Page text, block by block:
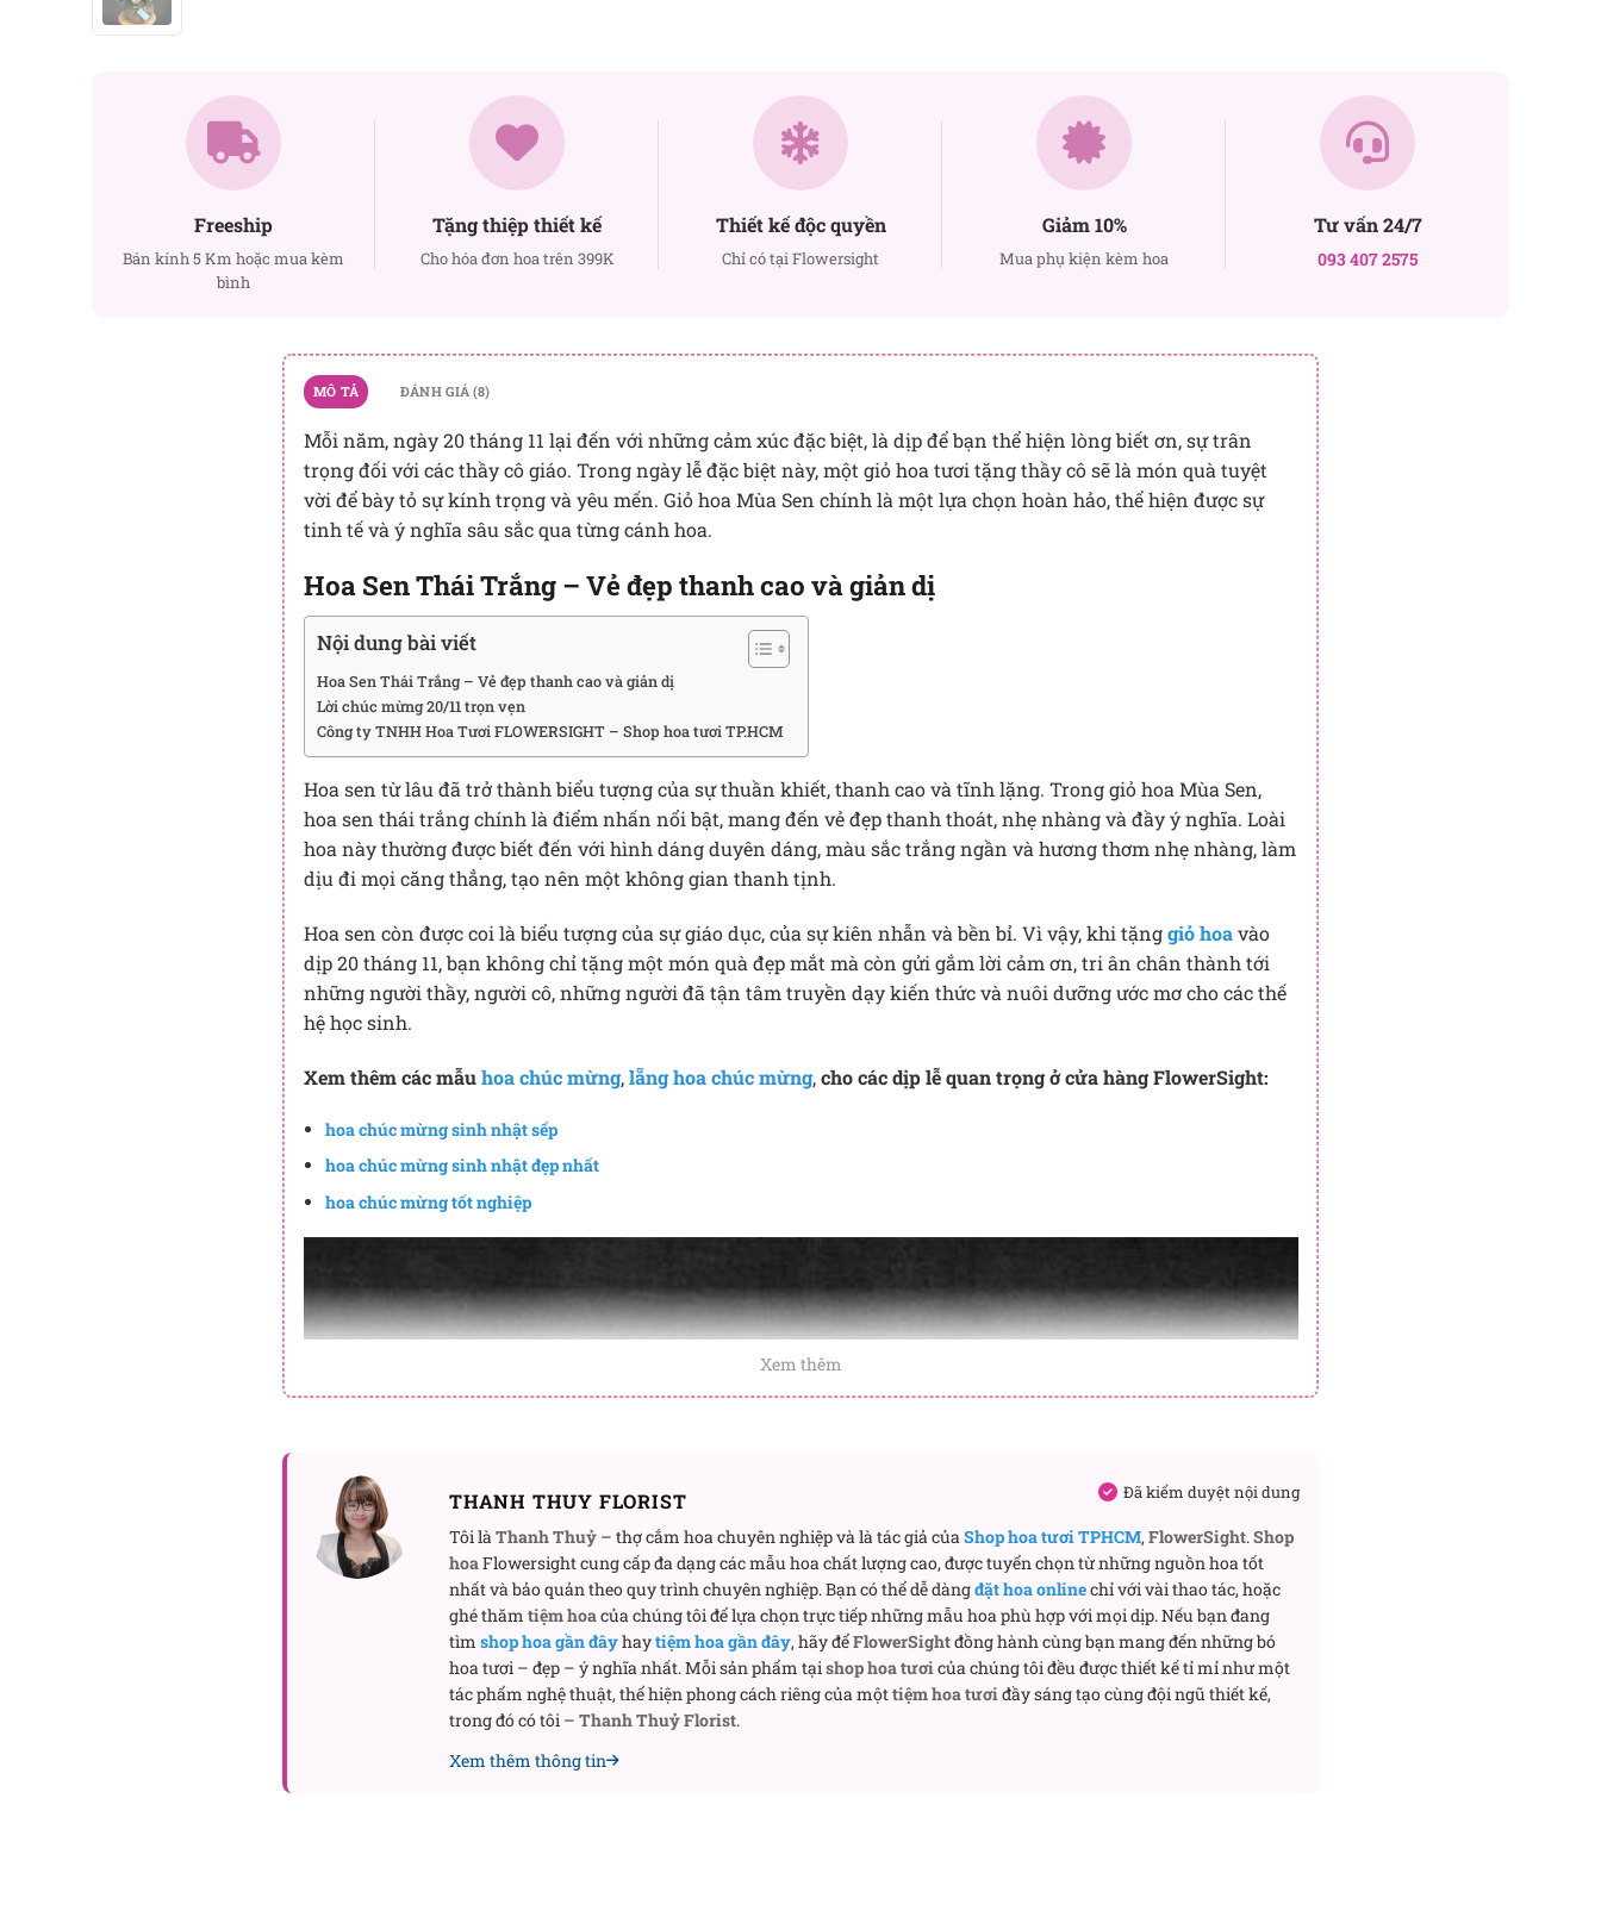
Freeship
Bán kính 5 Km hoặc mua kèm
bình
Tặng thiệp thiết kế
Cho hóa đơn hoa trên 399K
Thiết kế độc quyền
Chỉ có tại Flowersight
Giảm 10%
Mua phụ kiện kèm hoa
Tư vấn 24/7
093 407 2575
MÔ TẢ ĐÁNH GIÁ (8)
Mỗi năm, ngày 20 tháng 11 lại đến với những cảm xúc đặc biệt, là dịp để bạn thể hiện lòng biết ơn, sự trân
trọng đối với các thầy cô giáo. Trong ngày lễ đặc biệt này, một giỏ hoa tươi tặng thầy cô sẽ là món quà tuyệt
vời để bày tỏ sự kính trọng và yêu mến. Giỏ hoa Mùa Sen chính là một lựa chọn hoàn hảo, thể hiện được sự
tinh tế và ý nghĩa sâu sắc qua từng cánh hoa.
Hoa Sen Thái Trắng – Vẻ đẹp thanh cao và giản dị
Nội dung bài viết
Hoa Sen Thái Trắng – Vẻ đẹp thanh cao và giản dị
Lời chúc mừng 20/11 trọn vẹn
Công ty TNHH Hoa Tươi FLOWERSIGHT – Shop hoa tươi TP.HCM
Hoa sen từ lâu đã trở thành biểu tượng của sự thuần khiết, thanh cao và tĩnh lặng. Trong giỏ hoa Mùa Sen,
hoa sen thái trắng chính là điểm nhấn nổi bật, mang đến vẻ đẹp thanh thoát, nhẹ nhàng và đầy ý nghĩa. Loài
hoa này thường được biết đến với hình dáng duyên dáng, màu sắc trắng ngần và hương thơm nhẹ nhàng, làm
dịu đi mọi căng thẳng, tạo nên một không gian thanh tịnh.
Hoa sen còn được coi là biểu tượng của sự giáo dục, của sự kiên nhẫn và bền bỉ. Vì vậy, khi tặnggiỏ hoavào
dịp 20 tháng 11, bạn không chỉ tặng một món quà đẹp mắt mà còn gửi gắm lời cảm ơn, tri ân chân thành tới
những người thầy, người cô, những người đã tận tâm truyền dạy kiến thức và nuôi dưỡng ước mơ cho các thế
hệ học sinh.
Xem thêm các mẫu hoa chúc mừng,lẵng hoa chúc mừng,cho các dịp lễ quan trọng ở cửa hàng FlowerSight:
hoa chúc mừng sinh nhật sếp
hoa chúc mừng sinh nhật đẹp nhất
hoa chúc mừng tốt nghiệp
Xem thêm
THANH THUY FLORIST Đã kiểm duyệt nội dung
Tôi làThanh Thuỷ – thợ cắm hoa chuyên nghiệp và là tác giả củaShop hoa tươi TPHCM,FlowerSight.Shop
hoaFlowersight cung cấp đa dạng các mẫu hoa chất lượng cao, được tuyển chọn từ những nguồn hoa tốt
nhất và bảo quản theo quy trình chuyên nghiệp. Bạn có thể dễ dàngđặt hoa onlinechỉ với vài thao tác, hoặc
ghé thăm tiệm hoacủa chúng tôi để lựa chọn trực tiếp những mẫu hoa phù hợp với mọi dịp. Nếu bạn đang
tìm shop hoa gần đâyhaytiệm hoa gần đây, hãy đểFlowerSightđồng hành cùng bạn mang đến những bó
hoa tươi – đẹp – ý nghĩa nhất. Mỗi sản phẩm tạishop hoa tươicủa chúng tôi đều được thiết kế tỉ mỉ như một
tác phẩm nghệ thuật, thể hiện phong cách riêng của mộttiệm hoa tươiđầy sáng tạo cùng đội ngũ thiết kế,
trong đó có tôi – Thanh Thuỷ Florist.
Xem thêm thông tin